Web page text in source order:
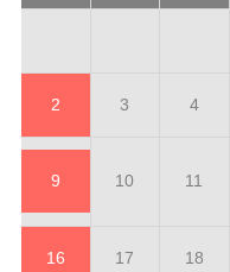
2 3 4
9 10 11
16 17 18